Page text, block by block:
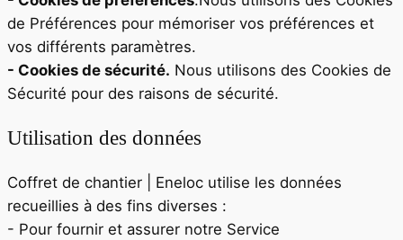
de Préférences pour mémoriser vos préférences et
vos différents paramètres.
- Cookies de sécurité. Nous utilisons des Cookies de
Sécurité pour des raisons de sécurité.
Utilisation des données
Coffret de chantier | Eneloc utilise les données
recueillies à des fins diverses :
- Pour fournir et assurer notre Service